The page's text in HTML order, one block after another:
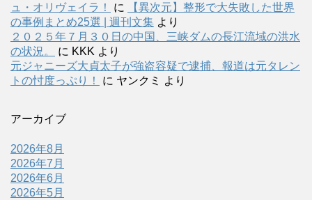
ュ・オリヴェイラ！
に
【異次元】整形で大失敗した世界
の事例まとめ25選 | 週刊文集 より
２０２５年７月３０日の中国、三峡ダムの長江流域の洪水
の状況。
に KKK より
元ジャニーズ大貞太子が強盗容疑で逮捕、報道は元タレン
トの忖度っぷり！
に ヤンクミ より
アーカイブ
2026年8月
2026年7月
2026年6月
2026年5月